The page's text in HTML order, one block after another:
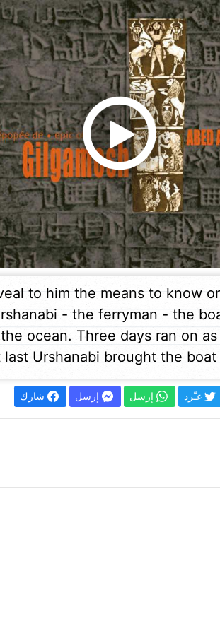
to him the means to know
- the ferryman - the
ocean. Three days ran on
last Urshanabi brought the